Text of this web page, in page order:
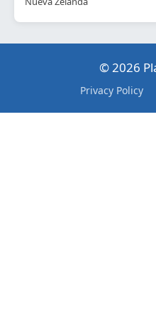
© 2026
Privacy Policy